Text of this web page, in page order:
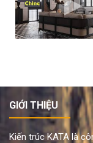
GIỚI THIỆU
Kiến trúc KATA là